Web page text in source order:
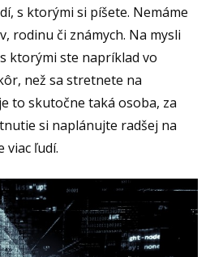
s ktorými si píšete. Nemáme
rodinu či známych. Na mysli
ktorými ste napríklad vo
než sa stretnete na
to skutočne taká osoba, za
si naplánujte radšej na
viac ľudí.